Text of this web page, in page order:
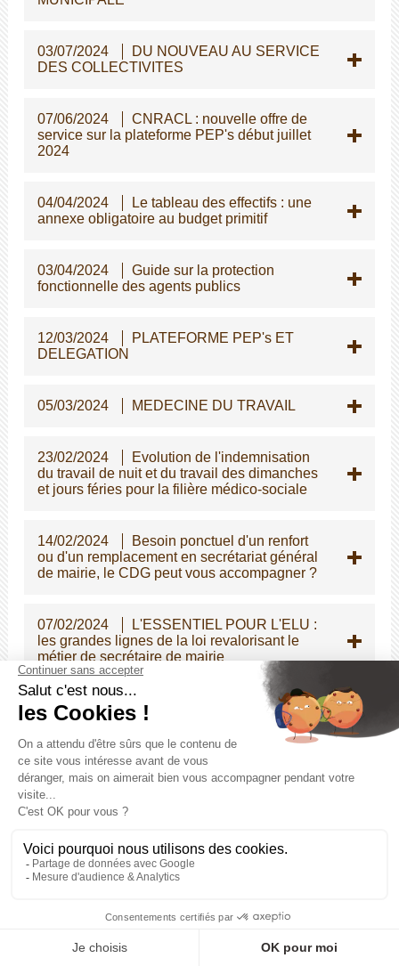
03/07/2024
DU NOUVEAU AU SERVICE
DES COLLECTIVITES
07/06/2024
CNRACL : nouvelle offre de
service sur la plateforme PEP's début juillet
2024
04/04/2024
Le tableau des effectifs : une
annexe obligatoire au budget primitif
03/04/2024
Guide sur la protection
fonctionnelle des agents publics
12/03/2024
PLATEFORME PEP's ET
DELEGATION
05/03/2024 MEDECINE DU TRAVAIL
23/02/2024
Evolution de l'indemnisation
du travail de nuit et du travail des dimanches
et jours féries pour la filière médico-sociale
14/02/2024
Besoin ponctuel d'un renfort
ou d'un remplacement en secrétariat général
de mairie, le CDG peut vous accompagner ?
07/02/2024
L'ESSENTIEL POUR L'ELU :
les grandes lignes de la loi revalorisant le
métier de secrétaire de mairie
01/02/2024
Modification du taux de
cotisation patronale CNRACL et du taux
URSSAF maladie au 01/01/2024
29/01/2024
carence lors d'une fausse couche
29/01/2024
Compte épargne temps :
augmentation exceptionnelle du plafond et
23/01/2024
DOSSIERS INVALIDITE
CNRACL - Changement au 01-02-2024